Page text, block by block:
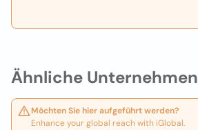
Ähnliche Unternehmen
Möchten Sie hier aufgeführt werden?
Enhance your global reach with iGlobal.